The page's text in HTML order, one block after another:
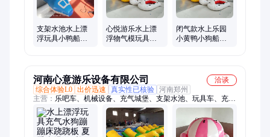
支架水池水上漂
浮玩具小鸭船滑
心悦游乐水上漂
浮物气模玩具商
闭气款水上乐园
小黄鸭小狗船水
河南心意游乐设备有限公司
洽谈
综合体验L0 出价迅速 真实性已核验 河南郑州
主营： 乐吧车、机械设备、充气城堡、支架水池、玩具车、充气
水池、蹦蹦床、碰碰车、无动力设备、网红桥、斗牛机、手摇
船、无轨火车、吊桥门、游乐车、蹦极、电动车、电瓶车、充气
垫、碰碰船、海盗船、旋转飞椅、旋转木马、太空环、太空穿梭